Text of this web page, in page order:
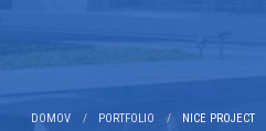
DOMOV PORTFOLIO NICE PROJECT